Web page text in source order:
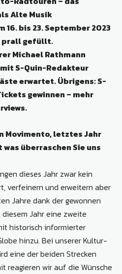
Alte Musik
16. bis 23. September 2023
prall gefüllt.
Michael Rathmann
S-Quin-Redakteur
erwartet. Übrigens: S-
gewinnen – mehr
Movimento, letztes Jahr
überraschen Sie uns
dieses Jahr zwar kein
verfeinern und erweitern aber
Jahre dank der gewonnen
Jahr eine zweite
historisch informierter
hinzu. Bei unserer Kultur-
eine der beiden Strecken
reagieren wir auf die Wünsche